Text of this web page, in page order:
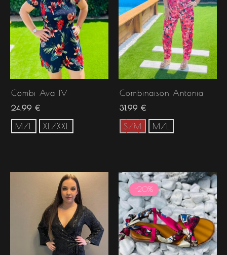
Combi Ava IV
24.99 €
M/L XL/XXL
Combinaison Antonia
31.99 €
S/M M/L
-20%
-20%
Le
prix
initial
était :
19.99 €.
Le
prix
actuel
est :
15.99 €.